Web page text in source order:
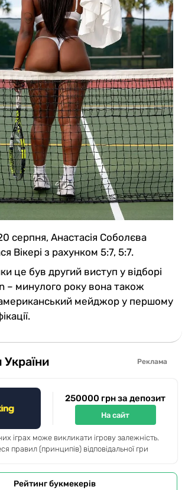
серпня, Анастасія Соболєва
Вікері з рахунком 5:7, 5:7.
це був другий виступ у відборі
– минулого року вона також
мейджор у першому
Реклама
250000 грн за депозит
На сайт
іграх може викликати ігрову залежність.
правил (принципів) відповідальної гри
Рейтинг букмекерів